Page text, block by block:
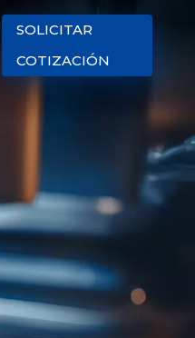
SOLICITAR
COTIZACIÓN